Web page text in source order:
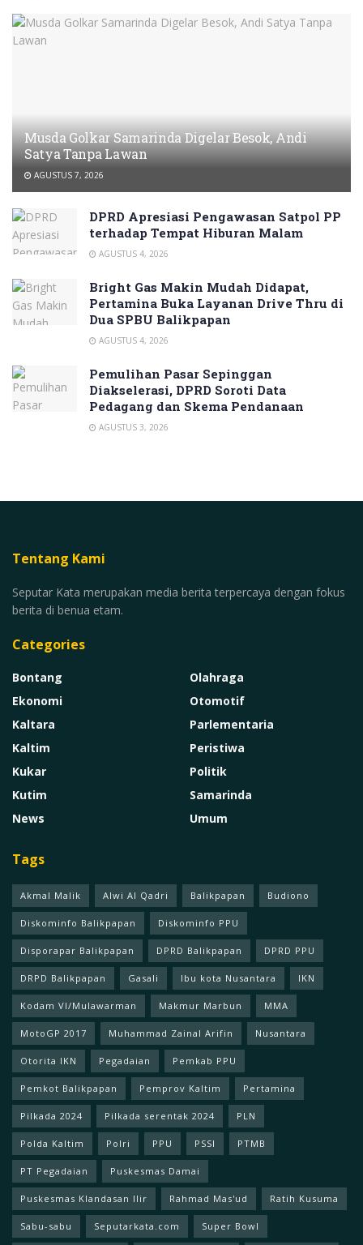
Musda Golkar Samarinda Digelar Besok, Andi
Satya Tanpa Lawan
AGUSTUS 7, 2026
DPRD Apresiasi Pengawasan Satpol PP
terhadap Tempat Hiburan Malam
AGUSTUS 4, 2026
Bright Gas Makin Mudah Didapat,
Pertamina Buka Layanan Drive Thru di
Dua SPBU Balikpapan
AGUSTUS 4, 2026
Pemulihan Pasar Sepinggan
Diakselerasi, DPRD Soroti Data
Pedagang dan Skema Pendanaan
AGUSTUS 3, 2026
Tentang Kami
Seputar Kata merupakan media berita terpercaya dengan fokus
berita di benua etam.
Categories
Bontang
Ekonomi
Kaltara
Kaltim
Kukar
Kutim
News
Olahraga
Otomotif
Parlementaria
Peristiwa
Politik
Samarinda
Umum
Tags
Akmal Malik Alwi Al Qadri Balikpapan Budiono
Diskominfo Balikpapan Diskominfo PPU
Disporapar Balikpapan DPRD Balikpapan DPRD PPU
DRPD Balikpapan Gasali Ibu kota Nusantara IKN
Kodam Vl/Mulawarman Makmur Marbun MMA
MotoGP 2017 Muhammad Zainal Arifin Nusantara
Otorita IKN Pegadaian Pemkab PPU
Pemkot Balikpapan Pemprov Kaltim Pertamina
Pilkada 2024 Pilkada serentak 2024 PLN
Polda Kaltim Polri PPU PSSI PTMB
PT Pegadaian Puskesmas Damai
Puskesmas Klandasan Ilir Rahmad Mas'ud Ratih Kusuma
Sabu-sabu Seputarkata.com Super Bowl